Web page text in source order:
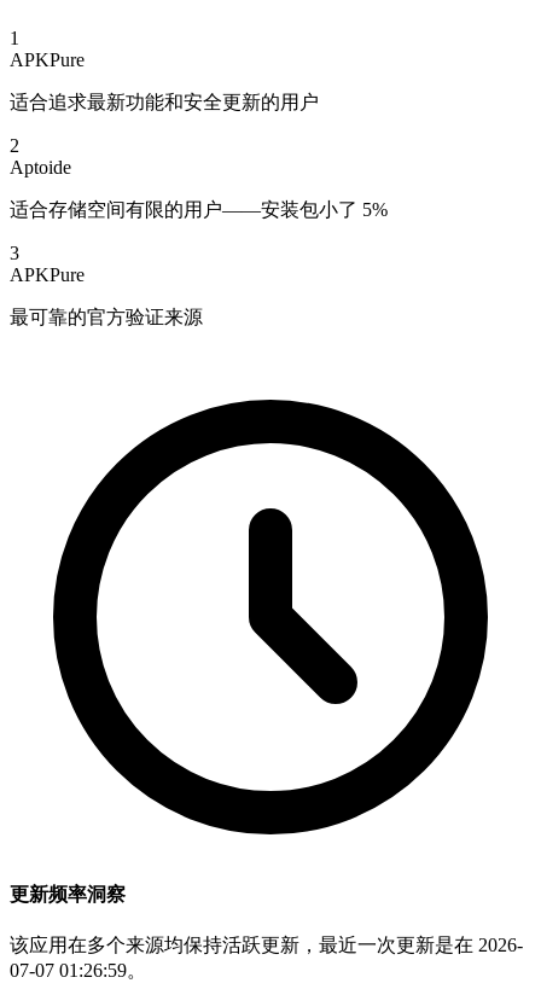
1
APKPure
适合追求最新功能和安全更新的用户
2
Aptoide
适合存储空间有限的用户——安装包小了 5%
3
APKPure
最可靠的官方验证来源
更新频率洞察
该应用在多个来源均保持活跃更新，最近一次更新是在 2026-
07-07 01:26:59。